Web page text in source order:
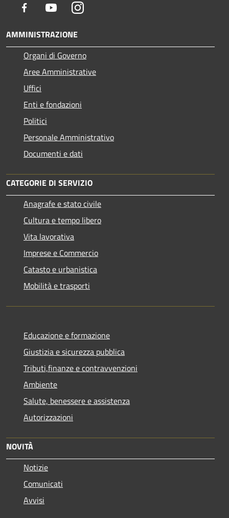
Facebook YoutubeInstagram
AMMINISTRAZIONE
Organi di Governo
Aree Amministrative
Uffici
Enti e fondazioni
Politici
Personale Amministrativo
Documenti e dati
CATEGORIE DI SERVIZIO
Anagrafe e stato civile
Cultura e tempo libero
Vita lavorativa
Imprese e Commercio
Catasto e urbanistica
Mobilità e trasporti
Educazione e formazione
Giustizia e sicurezza pubblica
Tributi,finanze e contravvenzioni
Ambiente
Salute, benessere e assistenza
Autorizzazioni
NOVITÀ
Notizie
Comunicati
Avvisi